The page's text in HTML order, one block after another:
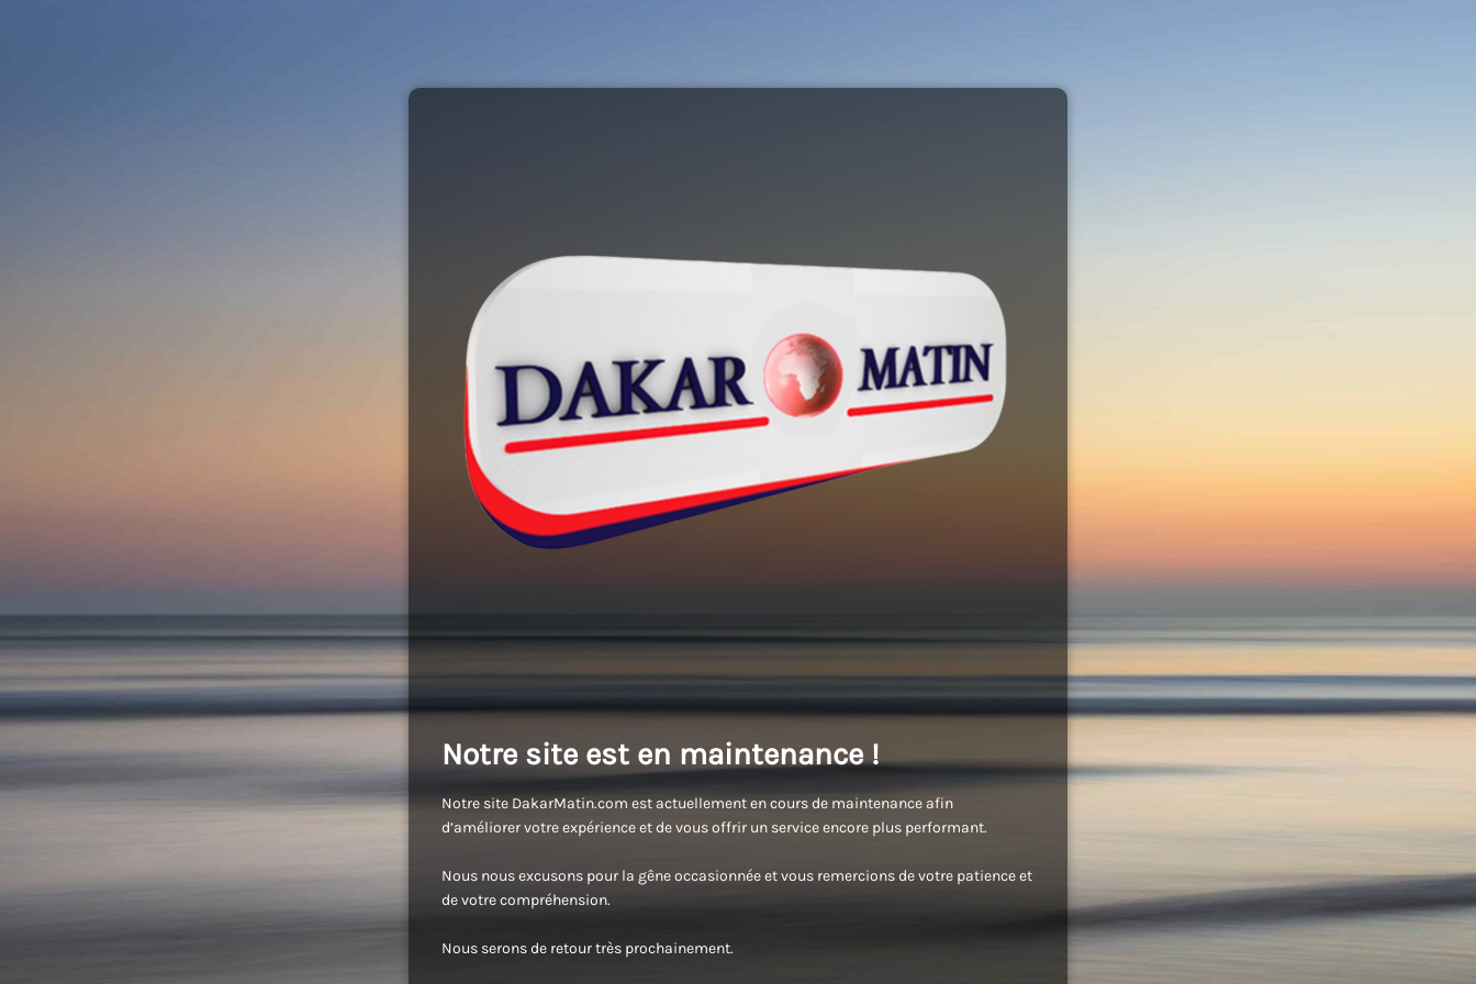
Notre site est en maintenance !
Notre site DakarMatin.com est actuellement en cours de maintenance afin
d’améliorer votre expérience et de vous offrir un service encore plus performant.
Nous nous excusons pour la gêne occasionnée et vous remercions de votre patience et
de votre compréhension.
Nous serons de retour très prochainement.